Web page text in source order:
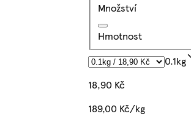
Množství
Hmotnost
0.1kg
18,90 Kč
189,00 Kč/kg